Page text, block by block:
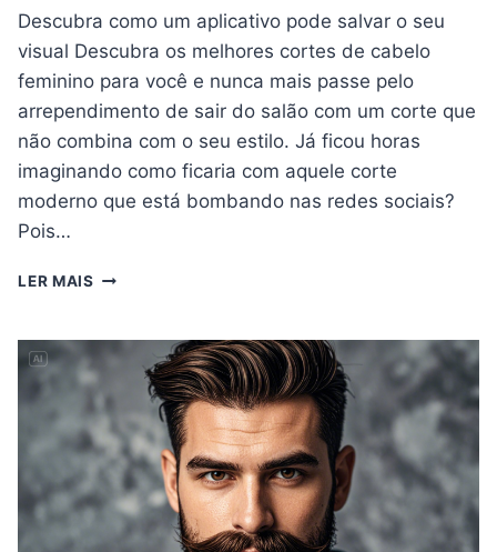
Descubra como um aplicativo pode salvar o seu
visual Descubra os melhores cortes de cabelo
feminino para você e nunca mais passe pelo
arrependimento de sair do salão com um corte que
não combina com o seu estilo. Já ficou horas
imaginando como ficaria com aquele corte
moderno que está bombando nas redes sociais?
Pois…
LER MAIS APLICATIVO
NOVOS
ESTILOS
CABELO